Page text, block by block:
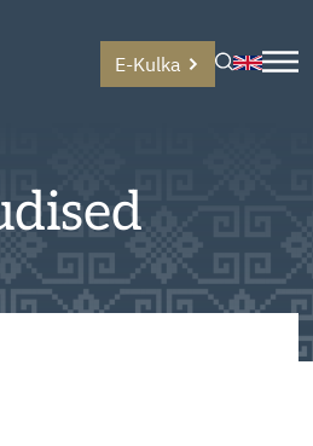
E-Kulka